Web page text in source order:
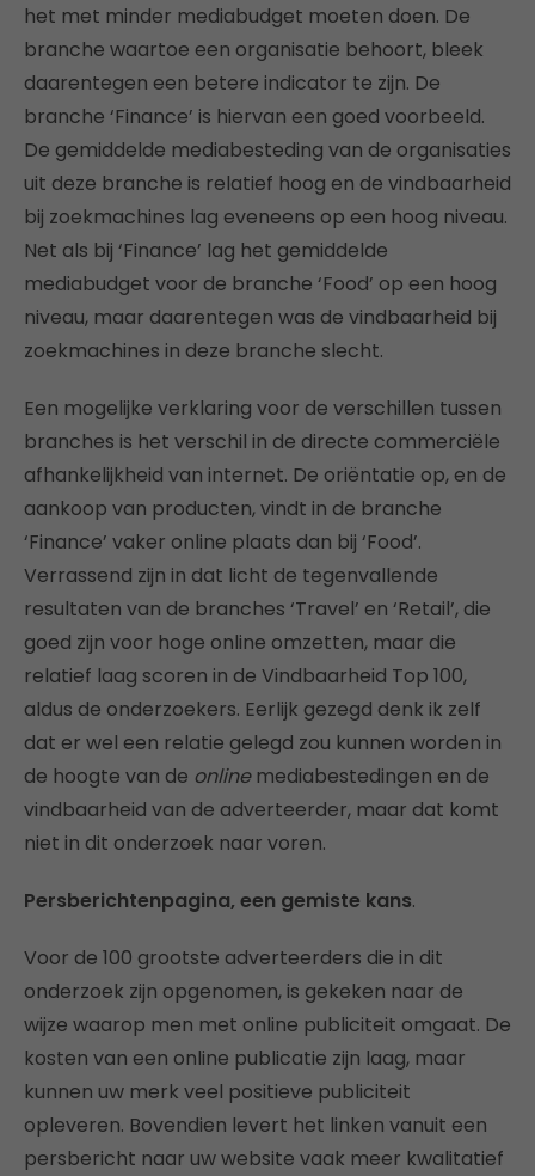
het met minder mediabudget moeten doen. De
branche waartoe een organisatie behoort, bleek
daarentegen een betere indicator te zijn. De
branche ‘Finance’ is hiervan een goed voorbeeld.
De gemiddelde mediabesteding van de organisaties
uit deze branche is relatief hoog en de vindbaarheid
bij zoekmachines lag eveneens op een hoog niveau.
Net als bij ‘Finance’ lag het gemiddelde
mediabudget voor de branche ‘Food’ op een hoog
niveau, maar daarentegen was de vindbaarheid bij
zoekmachines in deze branche slecht.
Een mogelijke verklaring voor de verschillen tussen
branches is het verschil in de directe commerciële
afhankelijkheid van internet. De oriëntatie op, en de
aankoop van producten, vindt in de branche
‘Finance’ vaker online plaats dan bij ‘Food’.
Verrassend zijn in dat licht de tegenvallende
resultaten van de branches ‘Travel’ en ‘Retail’, die
goed zijn voor hoge online omzetten, maar die
relatief laag scoren in de Vindbaarheid Top 100,
aldus de onderzoekers. Eerlijk gezegd denk ik zelf
dat er wel een relatie gelegd zou kunnen worden in
de hoogte van de onlinemediabestedingen en de
vindbaarheid van de adverteerder, maar dat komt
niet in dit onderzoek naar voren.
Persberichtenpagina, een gemiste kans.
Voor de 100 grootste adverteerders die in dit
onderzoek zijn opgenomen, is gekeken naar de
wijze waarop men met online publiciteit omgaat. De
kosten van een online publicatie zijn laag, maar
kunnen uw merk veel positieve publiciteit
opleveren. Bovendien levert het linken vanuit een
persbericht naar uw website vaak meer kwalitatief